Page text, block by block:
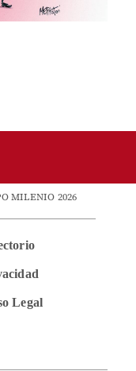
MILENIO 2026
Legal